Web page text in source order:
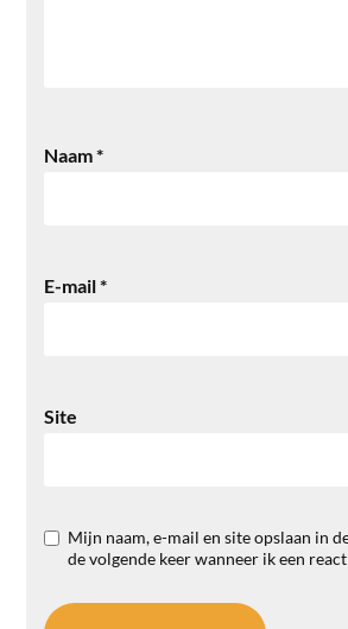
Naam*
E-mail*
Site
Mijn naam, e-mail en site opslaan in
de volgende keer wanneer ik een